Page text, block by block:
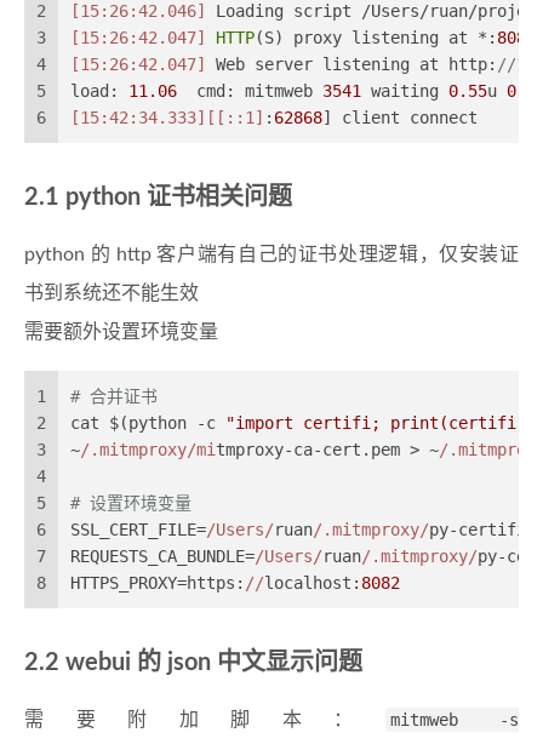
2
3
4
5
6
[15:26:42.046]
Loading script /Users/ruan/
[15:26:42.047]
HTTP(S) proxy listening at *: 8082
[15:26:42.047]
Web server listening at http: //
load: 11.06
  cmd: mitmweb
3541 waiting 0.55u
[15:42:34.333] [[::1] : 62868] client connect
python 证书相关问题
python 的 http 客户端有自己的证书处理逻辑，仅安装证
书到系统还不能生效
需要额外设置环境变量
1
2
3
4
5
6
7
8
# 合并证书
cat $(python -c
"import certifi;
~/.mitmproxy/mi tmproxy-ca-cert.pem > ~/
# 设置环境变量
SSL_CERT_FILE=/Users/ruan/.mitmproxy/py-certifi-
REQUESTS_CA_BUNDLE=/Users/ruan/.mitmproxy/py-
HTTPS_PROXY=https: //localhost: 8082
webui 的 json 中文显示问题
需要附加脚本：
mitmweb -s